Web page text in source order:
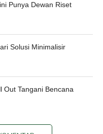
Punya Dewan Riset
Solusi Minimalisir
Out Tangani Bencana